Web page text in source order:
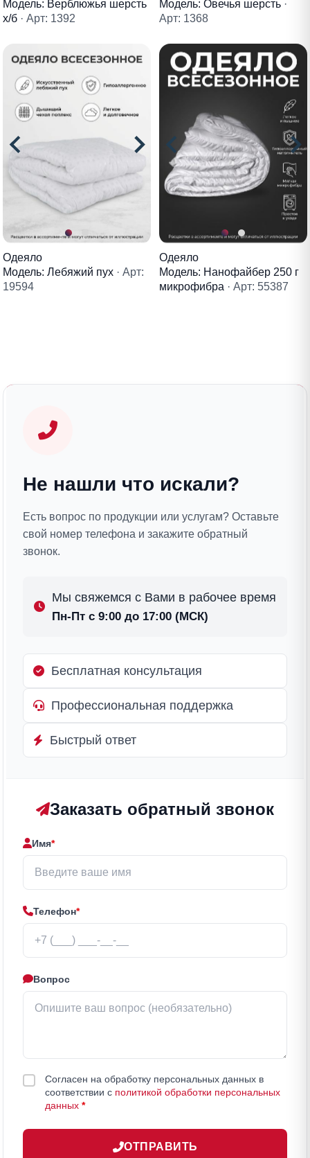
Модель: Верблюжья шерсть
х/б · Арт: 1392
Модель: Овечья шерсть ·
Арт: 1368
Одеяло
Модель: Лебяжий пух · Арт:
19594
Одеяло
Модель: Нанофайбер 250 г
микрофибра · Арт: 55387
Не нашли что искали?
Есть вопрос по продукции или услугам? Оставьте
свой номер телефона и закажите обратный
звонок.
Мы свяжемся с Вами в рабочее время
Пн-Пт с 9:00 до 17:00 (МСК)
Бесплатная консультация
Профессиональная поддержка
Быстрый ответ
Заказать обратный звонок
Имя*
Телефон*
Вопрос
Согласен на обработку персональных данных в
соответствии с политикой обработки персональных
данных *
ОТПРАВИТЬ